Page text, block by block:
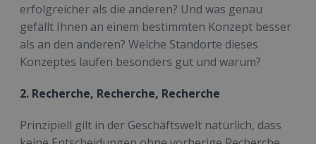
erfolgreicher als die anderen? Und was genau
gefällt Ihnen an einem bestimmten Konzept besser
als an den anderen? Welche Standorte dieses
Konzeptes laufen besonders gut und warum?
2. Recherche, Recherche, Recherche
Prinzipiell gilt in der Geschäftswelt natürlich, dass